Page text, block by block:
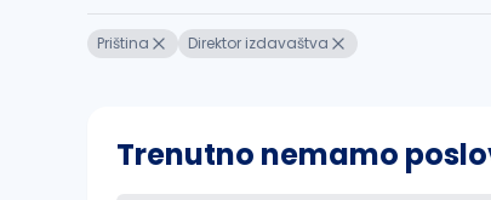
Priština Direktor izdavaštva
Trenutno nemamo